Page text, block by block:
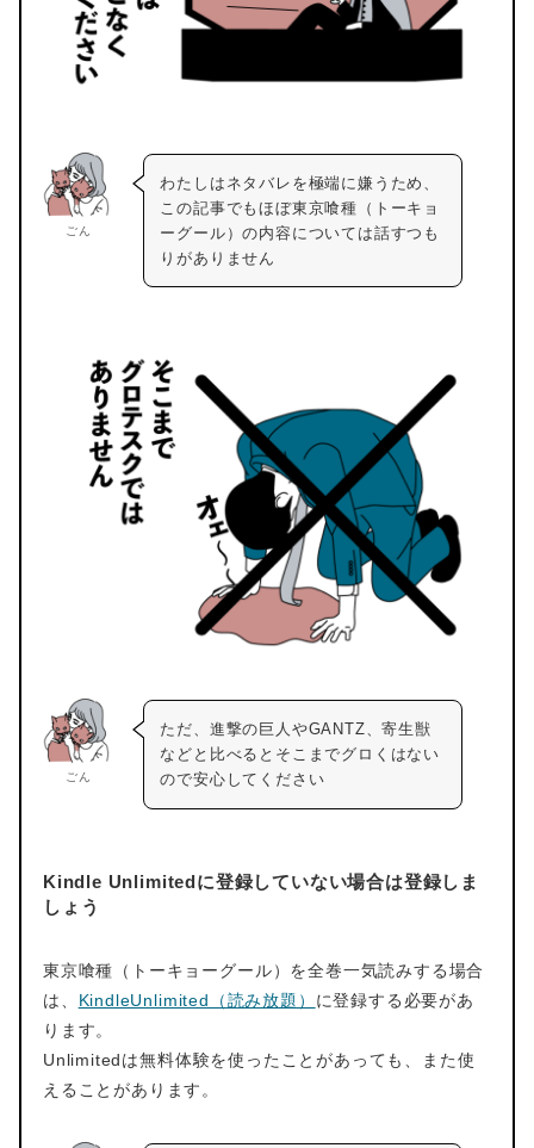
ごん
わたしはネタバレを極端に嫌うため、
この記事でもほぼ東京喰種（トーキョ
ーグール）の内容については話すつも
りがありません
ごん
ただ、進撃の巨人やGANTZ、寄生獣
などと比べるとそこまでグロくはない
ので安心してください
Kindle Unlimitedに登録していない場合は登録しま
しょう
東京喰種（トーキョーグール）を全巻一気読みする場合
は、 KindleUnlimited（読み放題） に登録する必要があ
ります。
Unlimitedは無料体験を使ったことがあっても、また使
えることがあります。